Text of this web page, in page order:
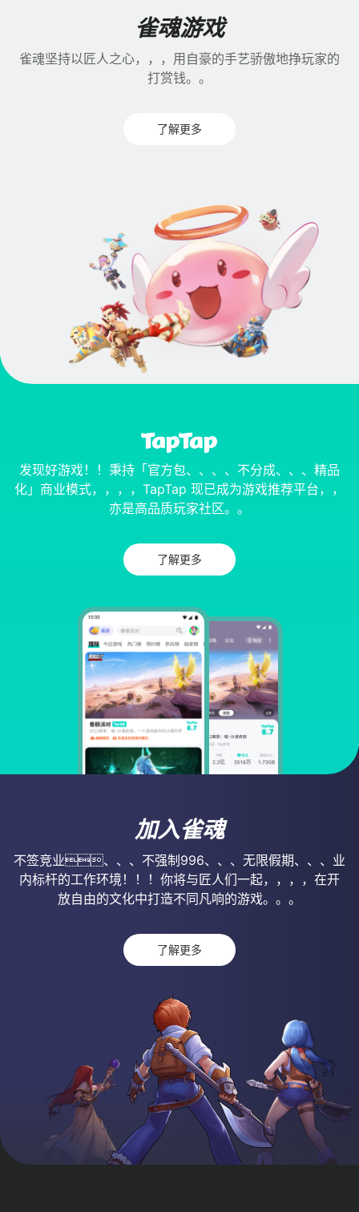
雀魂游戏
雀魂坚持以匠人之心，，，用自豪的手艺骄傲地挣玩家的
打赏钱。。
了解更多
发现好游戏！！秉持「官方包、、、、不分成、、、精品
化」商业模式，，，，TapTap 现已成为游戏推荐平台，，
亦是高品质玩家社区。。
了解更多
加入雀魂
不签竞业、、、不强制996、、、无限假期、、、业
内标杆的工作环境！！！你将与匠人们一起，，，，在开
放自由的文化中打造不同凡响的游戏。。。
了解更多